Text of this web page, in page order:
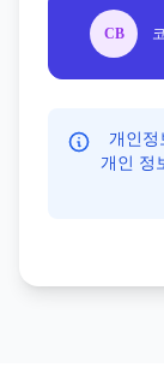
CB
개인정
개인 정